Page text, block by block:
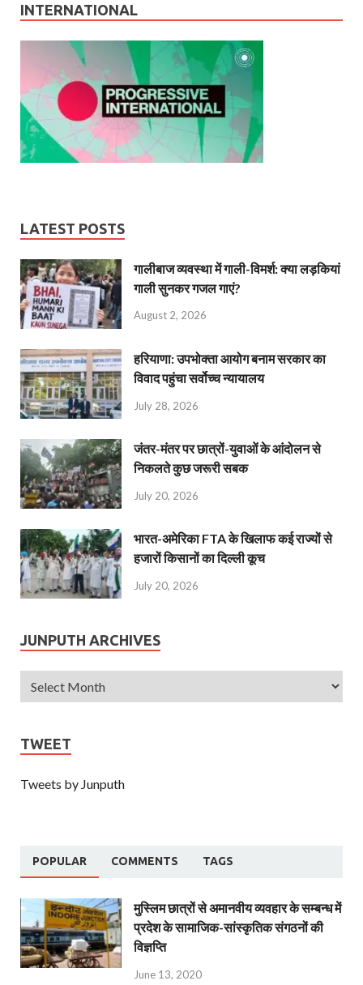
INTERNATIONAL
LATEST POSTS
गालीबाज व्‍यवस्‍था में गाली-विमर्श: क्या लड़कियां
गाली सुनकर गजल गाएं?
August 2, 2026
हरियाणा: उपभोक्ता आयोग बनाम सरकार का
विवाद पहुंचा सर्वोच्च न्यायालय
July 28, 2026
जंतर-मंतर पर छात्रों-युवाओं के आंदोलन से
निकलते कुछ जरूरी सबक
July 20, 2026
भारत-अमेरिका FTA के खिलाफ कई राज्यों से
हजारों किसानों का दिल्ली कूच
July 20, 2026
JUNPUTH ARCHIVES
TWEET
Tweets by Junputh
POPULAR COMMENTS TAGS
मुस्लिम छात्रों से अमानवीय व्यवहार के सम्बन्ध में
प्रदेश के सामाजिक-सांस्कृतिक संगठनों की
विज्ञप्ति
June 13, 2020